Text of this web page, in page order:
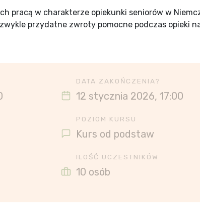
pracą w charakterze opiekunki seniorów w
przydatne zwroty pomocne podczas opieki
DATA ZAKOŃCZENIA?
12 stycznia 2026, 17:00
POZIOM KURSU
Kurs od podstaw
ILOŚĆ UCZESTNIKÓW
10 osób